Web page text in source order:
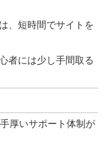
、短時間でサイトを
者には少し手間取る
厚いサポート体制が